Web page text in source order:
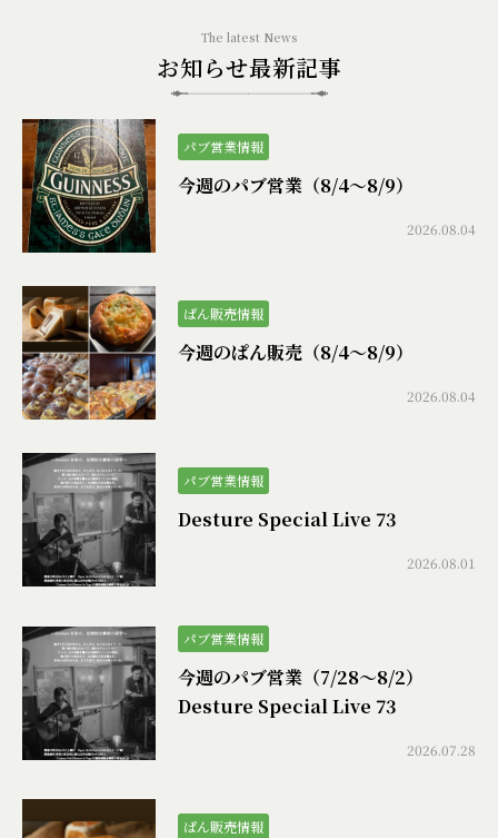
お知らせ最新記事
パブ営業情報
今週のパブ営業（8/4〜8/9）
2026.08.04
ぱん販売情報
今週のぱん販売（8/4〜8/9）
2026.08.04
パブ営業情報
Desture Special Live 73
2026.08.01
パブ営業情報
今週のパブ営業（7/28〜8/2）
Desture Special Live 73
2026.07.28
ぱん販売情報